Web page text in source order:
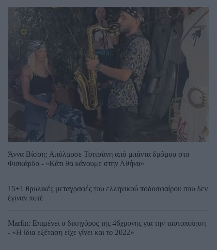
Άννα Βίσση: Απόλαυσε Τσιτσάνη από μπάντα δρόμου στο
Φισκάρδο - «Κάτι θα κάνουμε στην Αθήνα»
15+1 θρυλικές μεταγραφές του ελληνικού ποδοσφαίρου που δεν
έγιναν ποτέ
Marfin: Επιμένει ο δικηγόρος της 46χρονης για την ταυτοποίηση
- «Η ίδια εξέταση είχε γίνει και το 2022»